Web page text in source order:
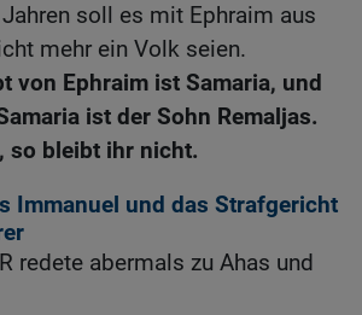
soll es mit Ephraim aus
mehr ein Volk seien.
von Ephraim ist Samaria, und
ist der Sohn Remaljas.
so bleibt ihr nicht.
Immanuel und das Strafgericht
redete abermals zu Ahas und